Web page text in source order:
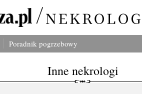
Poradnik pogrzebowy
Inne nekrologi